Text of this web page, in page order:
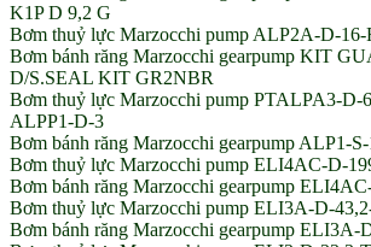
K1P D 9,2 G
Bơm thuỷ lực Marzocchi pump ALP2A-D-16-
Bơm bánh răng Marzocchi gearpump KIT
D/S.SEAL KIT GR2NBR
Bơm thuỷ lực Marzocchi pump PTALPA3-D-
ALPP1-D-3
Bơm bánh răng Marzocchi gearpump ALP1-
Bơm thuỷ lực Marzocchi pump ELI4AC-D-
Bơm bánh răng Marzocchi gearpump
Bơm thuỷ lực Marzocchi pump ELI3A-D-
Bơm bánh răng Marzocchi gearpump